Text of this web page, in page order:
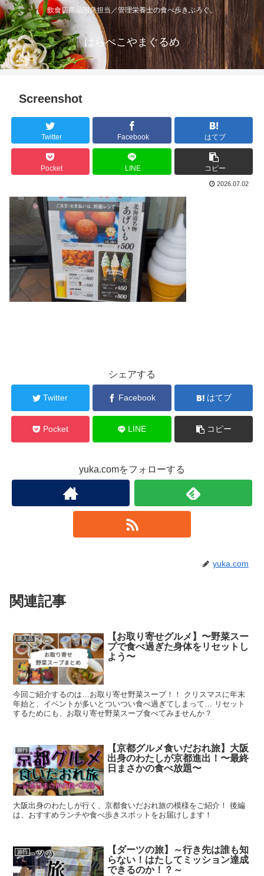
飲食店商品開発担当／管理栄養士の食べ歩きぶろぐ。
はらぺこやまぐるめ
Screenshot
Twitter Facebook はてブ
Pocket LINE コピー
2026.07.02
シェアする
Twitter Facebook はてブ
Pocket LINE コピー
yuka.comをフォローする
yuka.com
関連記事
購入品
【お取り寄せグルメ】〜野菜スー
プで食べ過ぎた身体をリセットし
よう〜
今回ご紹介するのは…お取り寄せ野菜スープ！！ クリスマスに年末
年始と、イベントが多いとついつい食べ過ぎてしまって… リセット
するためにも、お取り寄せ野菜スープ食べてみませんか？
旅行
【京都グルメ食いだおれ旅】大阪
出身のわたしが京都進出！〜最終
日まさかの食べ放題〜
大阪出身のわたしが行く、京都食いだおれ旅の模様をご紹介！ 後編
は、おすすめランチや食べ歩きスポットをお届けします！
旅行
【ダーツの旅】～行き先は誰も知
らない！はたしてミッション達成
できるのか！？～